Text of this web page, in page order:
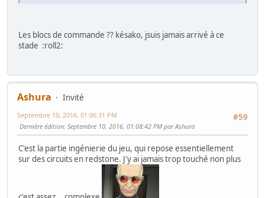
Les blocs de commande ?? késako, jsuis jamais arrivé à ce
stade :roll2:
Ashura
Invité
#59
Septembre 10, 2016, 01:06:31 PM
Dernière édition: Septembre 10, 2016, 01:08:42 PM par Ashura
C'est la partie ingénierie du jeu, qui repose essentiellement
sur des circuits en redstone. J'y ai jamais trop touché non plus